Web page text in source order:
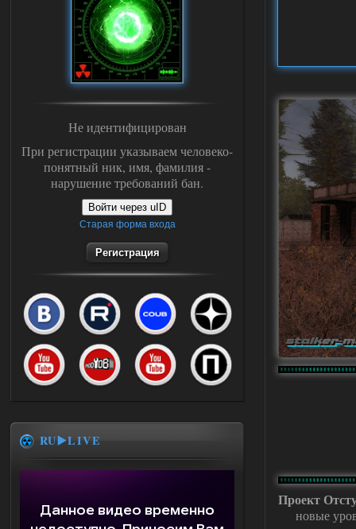
Проект
новые
Не идентифицирован
При регистрации указываем человеко-
понятный ник, имя, фамилия -
нарушение требований бан.
Войти через uID
Старая форма входа
Регистрация
RU▶️LIVE